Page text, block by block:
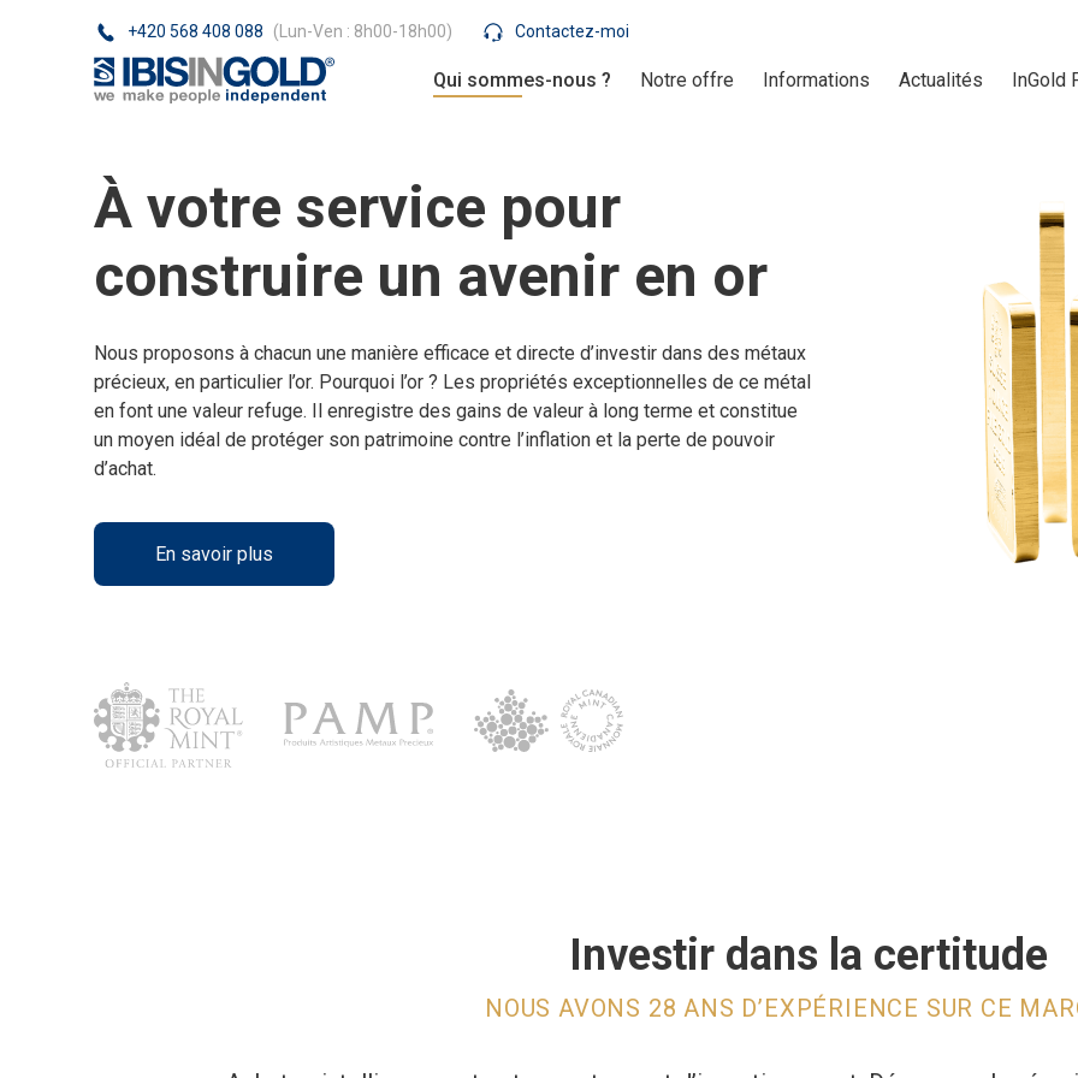
+420 568 408 088 (Lun-Ven : 8h00-18h00) Contactez-moi
Qui sommes-nous ? Notre offre Informations Actualités InGold
À votre service pour
construire un avenir en or
Nous proposons à chacun une manière efficace et directe d’investir dans des métaux
précieux, en particulier l’or. Pourquoi l’or ? Les propriétés exceptionnelles de ce métal
en font une valeur refuge. Il enregistre des gains de valeur à long terme et constitue
un moyen idéal de protéger son patrimoine contre l’inflation et la perte de pouvoir
d’achat.
En savoir plus
Investir dans la certitude
NOUS AVONS 28 ANS D’EXPÉRIENCE SUR CE